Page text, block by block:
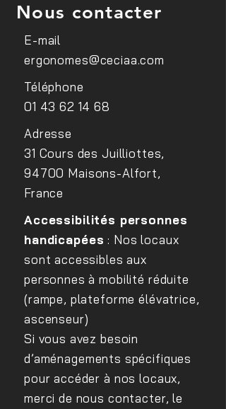
Conférence sur le
handicap visuel au sein du
Nous contacter
E-mail
ergonomes@ceciaa.com
Téléphone
01 43 62 14 68
Adresse
31 Cours des Juilliottes,
94700 Maisons-Alfort,
France
Accessibilités personnes
handicapées : Nos locaux
sont accessibles aux
personnes à mobilité réduite
(rampe, plateforme élévatrice,
ascenseur)
Si vous avez besoin
d’aménagements spécifiques
pour accéder à nos locaux,
merci de nous contacter, le